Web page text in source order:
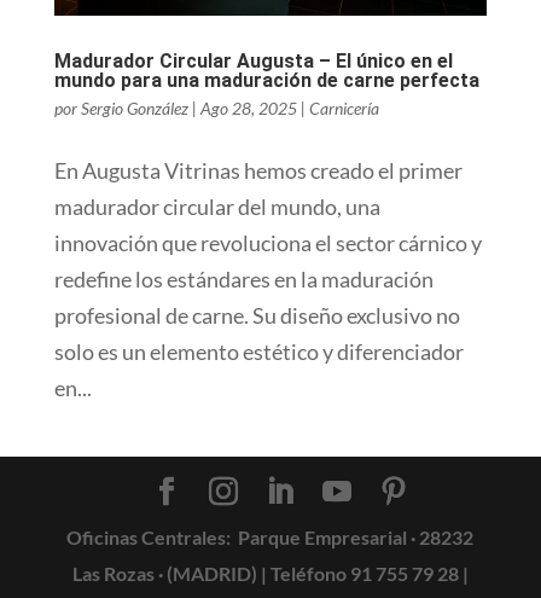
Madurador Circular Augusta – El único en el
mundo para una maduración de carne perfecta
porSergio González| Ago 28, 2025| Carnicería
En Augusta Vitrinas hemos creado el primer
madurador circular del mundo, una
innovación que revoluciona el sector cárnico y
redefine los estándares en la maduración
profesional de carne. Su diseño exclusivo no
solo es un elemento estético y diferenciador
en...
Oficinas Centrales: Parque Empresarial · 28232
Las Rozas · (MADRID) | Teléfono 91 755 79 28|